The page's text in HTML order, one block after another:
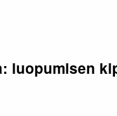
luopumisen